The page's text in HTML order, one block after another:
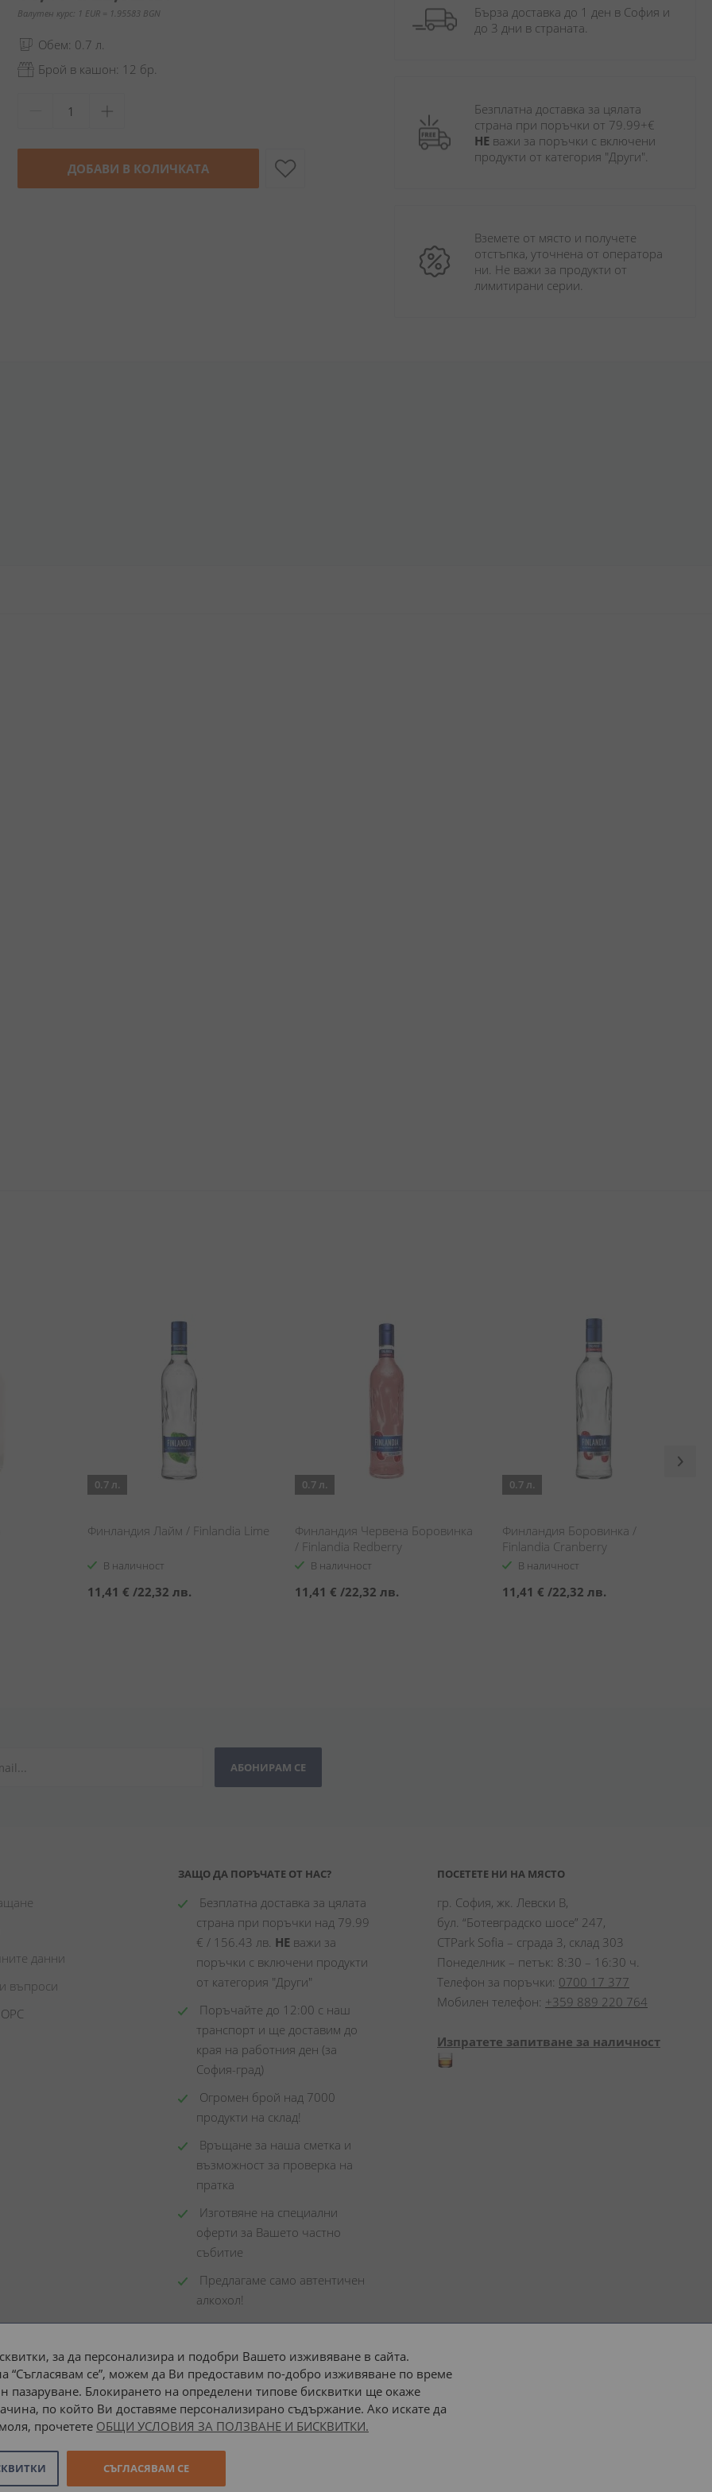
Валутен курс: 1 EUR = 1.95583 BGN
Обем: 0.7 л.
Брой в кашон: 12 бр.
ДОБАВИ В КОЛИЧКАТА
Бърза доставка до 1 ден в София и
до 3 дни в страната.
Безплатна доставка за цялата
НЕ важи за поръчки с включени
продукти от категория "Други".
Вземете от място и получете
отстъпка, уточнена от оператора
ни. Не важи за продукти от
лимитирани серии.
0.7 л.
Финландия Лайм / Finlandia Lime
В наличност
11,41 € /22,32 лв.
0.7 л.
Финландия Червена Боровинка
/ Finlandia Redberry
В наличност
11,41 € /22,32 лв.
0.7 л.
Финландия Боровинка /
Finlandia Cranberry
В наличност
11,41 € /22,32 лв.
АБОНИРАМ СЕ
данни
въпроси
ЗАЩО ДА ПОРЪЧАТЕ ОТ НАС?
Безплатна доставка за цялата
страна при поръчки над 79.99
€ / 156.43 лв. НЕ важи за
поръчки с включени продукти
от категория "Други"
Поръчайте до 12:00 с наш
транспорт и ще доставим до
края на работния ден (за
София-град)
Огромен брой над 7000
продукти на склад!
Връщане за наша сметка и
възможност за проверка на
пратка
Изготвяне на специални
оферти за Вашето частно
събитие
Предлагаме само автентичен
алкохол!
ПОСЕТЕТЕ НИ НА МЯСТО
гр. София, жк. Левски В,
бул. “Ботевградско шосе” 247,
CTPark Sofia – сграда 3, склад 303
Понеделник – петък: 8:30 – 16:30 ч.
Телефон за поръчки: 0700 17 377
Мобилен телефон: +359 889 220 764
Изпратете запитване за наличност
Доставка до адрес с: или наш транспорт
за да персонализира и подобри Вашето изживяване в сайта.
“Съгласявам се”, можем да Ви предоставим по-добро изживяване по време
пазаруване. Блокирането на определени типове бисквитки ще окаже
по който Ви доставяме персонализирано съдържание. Ако искате да
прочетете ОБЩИ УСЛОВИЯ ЗА ПОЛЗВАНЕ И БИСКВИТКИ.
СЪГЛАСЯВАМ СЕ